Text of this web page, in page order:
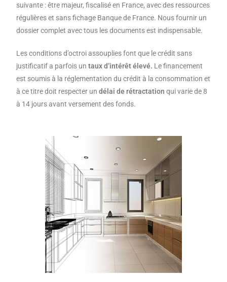
suivante : être majeur, fiscalisé en France, avec des ressources
régulières et sans fichage Banque de France. Nous fournir un
dossier complet avec tous les documents est indispensable.
Les conditions d’octroi assouplies font que le crédit sans
justificatif a parfois un taux d’intérêt élevé. Le financement
est soumis à la réglementation du crédit à la consommation et
à ce titre doit respecter undélai de rétractation qui varie de 8
à 14 jours avant versement des fonds.